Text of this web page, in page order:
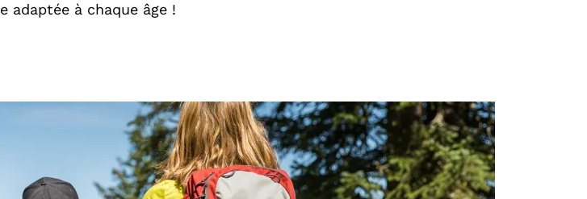
adaptée à chaque âge !